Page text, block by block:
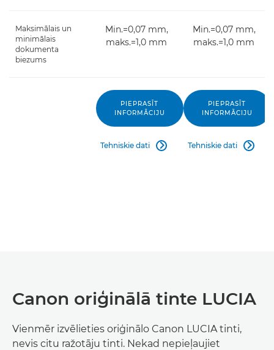
Maksimālais un
minimālais
dokumenta
biezums
Min.=0,07 mm,
maks.=1,0 mm
Min.=0,07 mm,
maks.=1,0 mm
PIEPRASĪT
INFORMĀCIJU
Tehniskie dati 
PIEPRASĪT
INFORMĀCIJU
Tehniskie dati 
Canon oriģinālā tinte LUCIA
Vienmēr izvēlieties oriģinālo Canon LUCIA tinti,
nevis citu ražotāju tinti. Nekad nepieļaujiet